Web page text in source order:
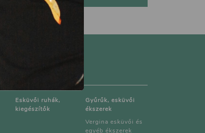
Esküvői ruhák,
kiegészítők
Gyűrűk, esküvői
ékszerek
Vergina esküvői és
egyéb ékszerek